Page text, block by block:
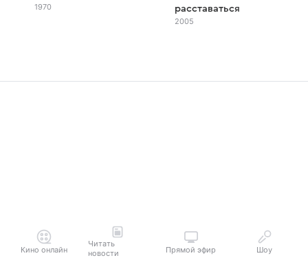
1970
расставаться
2005
Кино онлайн
Читать
новости
Прямой эфир Шоу